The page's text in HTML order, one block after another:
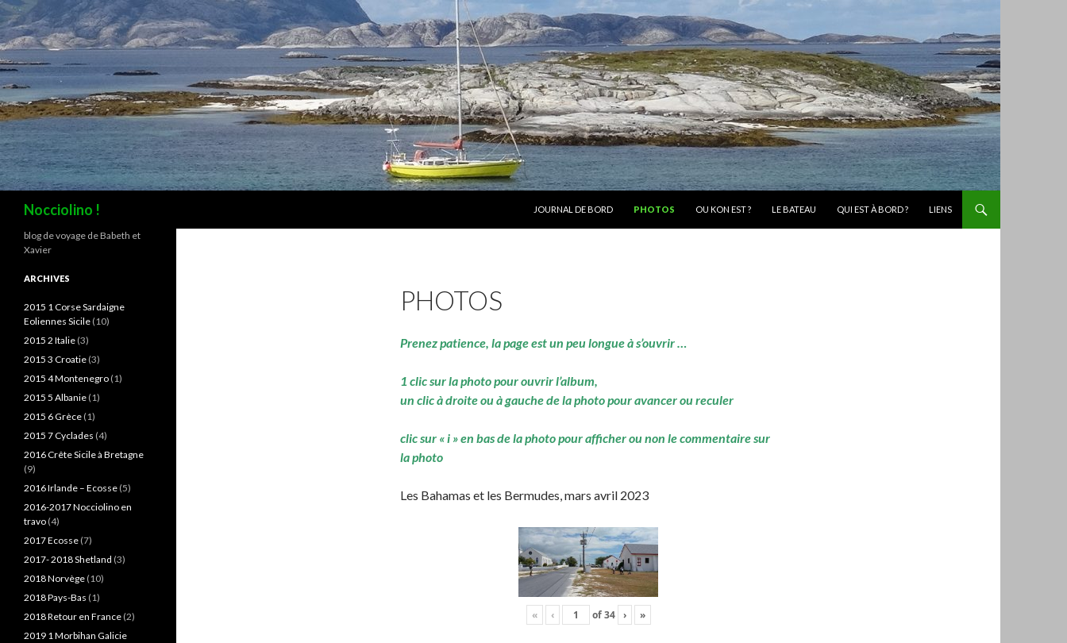
Nocciolino !
JOURNAL DE BORD
PHOTOS OU KON EST ? LE BATEAU QUI EST À BORD ? LIENS
PHOTOS
Prenez patience, la page est un peu longue à s’ouvrir …
1 clic sur la photo pour ouvrir l’album,
un clic à droite ou à gauche de la photo pour avancer ou reculer
clic sur « i » en bas de la photo pour afficher ou non le commentaire sur
la photo
Les Bahamas et les Bermudes, mars avril 2023
« ‹ of34 › »
blog de voyage de Babeth et
Xavier
ARCHIVES
2015 1 Corse Sardaigne
Eoliennes Sicile (10)
2015 2 Italie (3)
2015 3 Croatie (3)
2015 4 Montenegro (1)
2015 5 Albanie (1)
2015 6 Grèce (1)
2015 7 Cyclades (4)
2016 Crête Sicile à Bretagne
(9)
2016 Irlande – Ecosse (5)
2016-2017 Nocciolino en
travo (4)
2017 Ecosse (7)
2017- 2018 Shetland (3)
2018 Norvège (10)
2018 Pays-Bas (1)
2018 Retour en France (2)
2019 1 Morbihan Galicie